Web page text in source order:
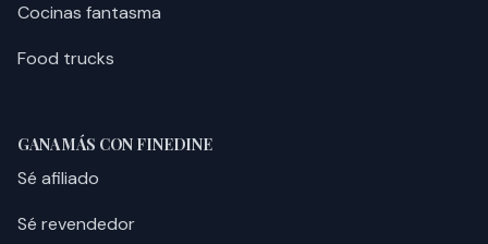
Cocinas fantasma
Food trucks
GANA MÁS CON FINEDINE
Sé afiliado
Sé revendedor